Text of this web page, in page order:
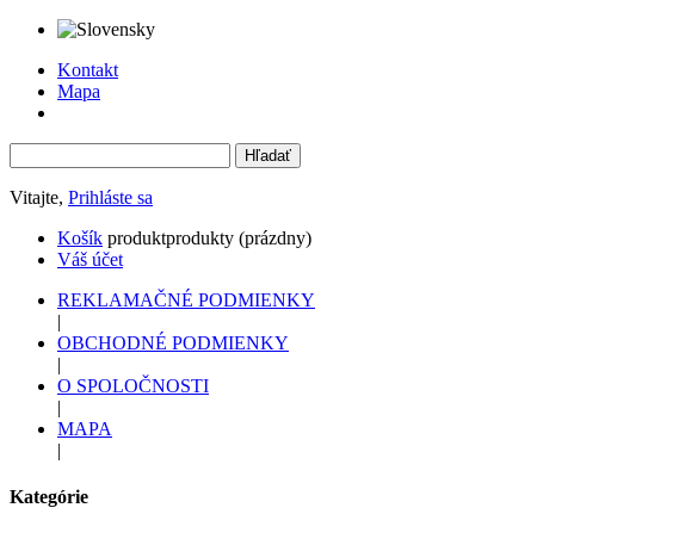
Kontakt
Mapa
Vitajte, Prihláste sa
Košík produktprodukty (prázdny)
Váš účet
REKLAMAČNÉ PODMIENKY
|
OBCHODNÉ PODMIENKY
|
O SPOLOČNOSTI
|
MAPA
|
Kategórie